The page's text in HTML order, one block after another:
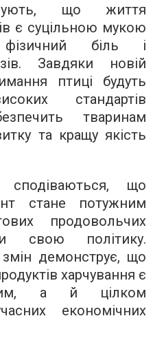
що життя
є суцільною мукою
біль і
Завдяки новій
птиці будуть
стандартів
тваринам
та кращу якість
сподіваються, що
стане потужним
продовольчих
свою політику.
демонструє, що
харчування є
а й цілком
економічних